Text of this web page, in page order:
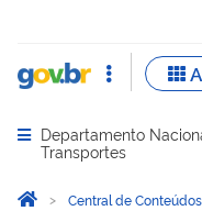
Abrir menu principal
Departamento
Transportes
Você está aqui:
Página Inicial
Central de Conteúdos